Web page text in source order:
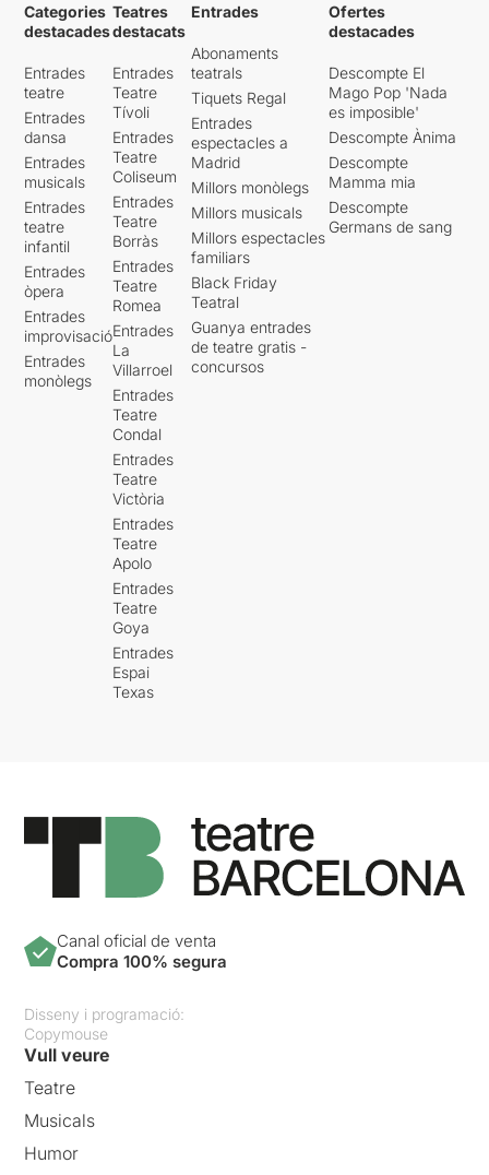
Categories
destacades
Entrades
teatre
Entrades
dansa
Entrades
musicals
Entrades
teatre
infantil
Entrades
òpera
Entrades
improvisació
Entrades
monòlegs
Teatres
destacats
Entrades
Teatre
Tívoli
Entrades
Teatre
Coliseum
Entrades
Teatre
Borràs
Entrades
Teatre
Romea
Entrades
La
Villarroel
Entrades
Teatre
Condal
Entrades
Teatre
Victòria
Entrades
Teatre
Apolo
Entrades
Teatre
Goya
Entrades
Espai
Texas
Entrades
Abonaments
teatrals
Tiquets Regal
Entrades
espectacles a
Madrid
Millors monòlegs
Millors musicals
Millors espectacles
familiars
Black Friday
Teatral
Guanya entrades
de teatre gratis -
concursos
Ofertes
destacades
Descompte El
Mago Pop 'Nada
es imposible'
Descompte Ànima
Descompte
Mamma mia
Descompte
Germans de sang
Canal oficial de venta
Compra 100% segura
Disseny i programació:
Copymouse
Vull veure
Teatre
Musicals
Humor